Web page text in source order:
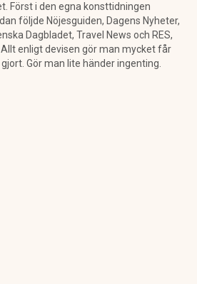
Först i den egna konsttidningen
följde Nöjesguiden, Dagens Nyheter,
Dagbladet, Travel News och RES,
enligt devisen gör man mycket får
Gör man lite händer ingenting.